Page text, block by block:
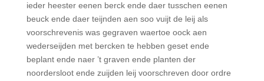
ieder heester eenen berck ende daer tusschen eenen
beuck ende daer teijnden aen soo vuijt de leij als
voorschrevenis was gegraven waertoe oock aen
wederseijden met bercken te hebben geset ende
beplant ende naer ’t graven ende planten der
noordersloot ende zuijden leij voorschreven door ordre